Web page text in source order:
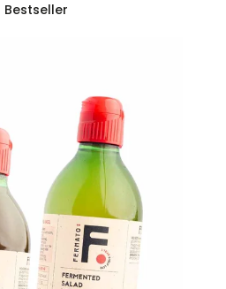
Bestseller